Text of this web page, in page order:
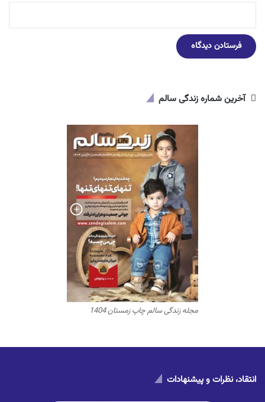
آخرین شماره زندگی سالم
مجله زندگی سالم چاپ زمستان 1404
انتقاد، نظرات و پیشنهادات